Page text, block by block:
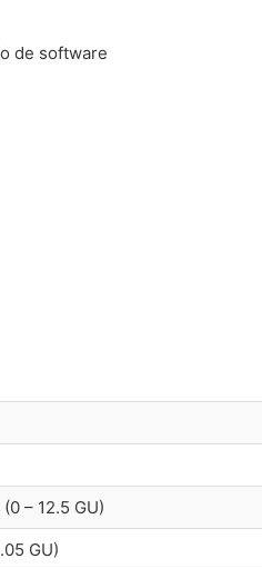
de software
– 12.5 GU)
GU)